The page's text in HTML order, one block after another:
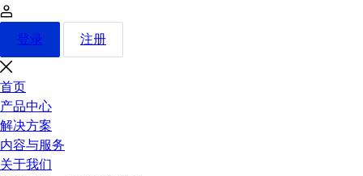
登录 注册
首页
产品中心
解决方案
内容与服务
关于我们